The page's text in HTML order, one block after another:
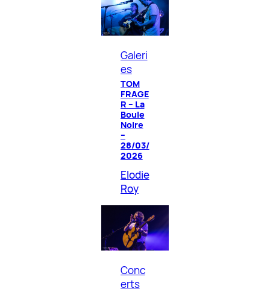
Galeri
es
TOM
FRAGE
R – La
Boule
Noire
–
28/03/
2026
Elodie
Roy
Conc
erts